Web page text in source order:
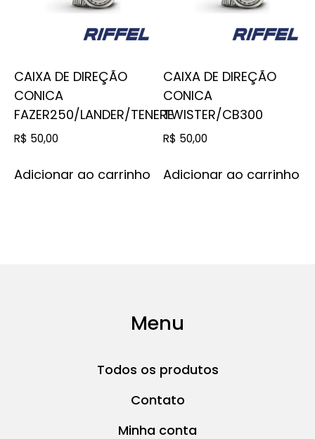
CAIXA DE DIREÇÃO
CONICA
FAZER250/LANDER/TENERE
R$ 50,00
Adicionar ao carrinho
CAIXA DE DIREÇÃO
CONICA
TWISTER/CB300
R$ 50,00
Adicionar ao carrinho
Menu
Todos os produtos
Contato
Minha conta